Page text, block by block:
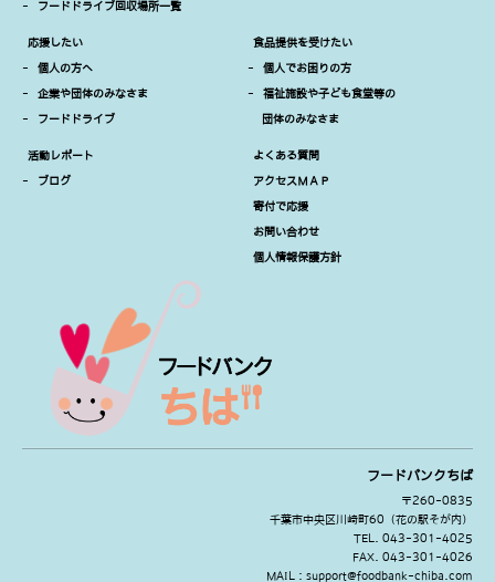
- フードドライブ回収場所一覧
応援したい
- 個人の方へ
- 企業や団体のみなさま
- フードドライブ
食品提供を受けたい
- 個人でお困りの方
- 福祉施設や子ども食堂等の
団体のみなさま
活動レポート
- ブログ
よくある質問
アクセスＭＡＰ
寄付で応援
お問い合わせ
個人情報保護方針
フードバンクちば
〒260-0835
千葉市中央区川崎町60（花の駅そが内）
TEL. 043-301-4025
FAX. 043-301-4026
MAIL : support@foodbank-chiba.com